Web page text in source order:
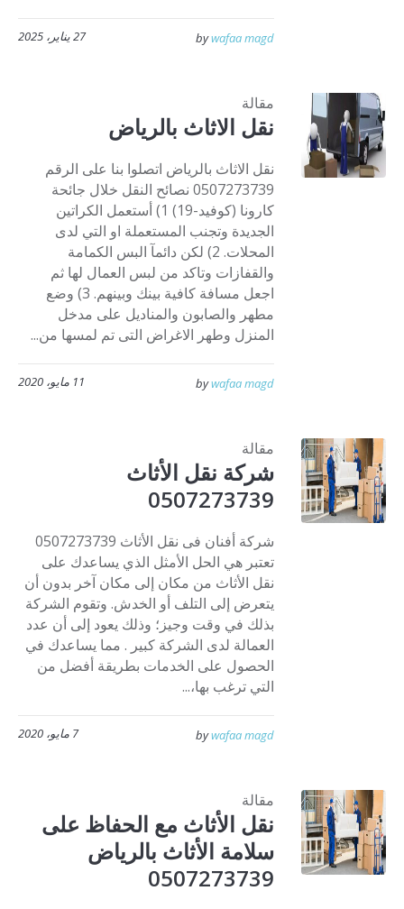
27 يناير، 2025 bywafaa magd
مقالة
نقل الاثاث بالرياض
نقل الاثاث بالرياض اتصلوا بنا على الرقم
0507273739 نصائح النقل خلال جائحة
كارونا (كوفيد-19) 1) أستعمل الكراتين
الجديدة وتجنب المستعملة او التي لدى
المحلات. 2) لكن دائمآ البس الكمامة
والقفازات وتاكد من لبس العمال لها ثم
اجعل مسافة كافية بينك وبينهم. 3) وضع
مطهر والصابون والمناديل على مدخل
المنزل وطهر الاغراض التى تم لمسها من...
11 مايو، 2020 bywafaa magd
مقالة
شركة نقل الأثاث
0507273739
شركة أفنان فى نقل الأثاث 0507273739
تعتبر هي الحل الأمثل الذي يساعدك على
نقل الأثاث من مكان إلى مكان آخر بدون أن
يتعرض إلى التلف أو الخدش. وتقوم الشركة
بذلك في وقت وجيز؛ وذلك يعود إلى أن عدد
العمالة لدى الشركة كبير . مما يساعدك في
الحصول على الخدمات بطريقة أفضل من
التي ترغب بها،...
7 مايو، 2020 bywafaa magd
مقالة
نقل الأثاث مع الحفاظ على
سلامة الأثاث بالرياض
0507273739